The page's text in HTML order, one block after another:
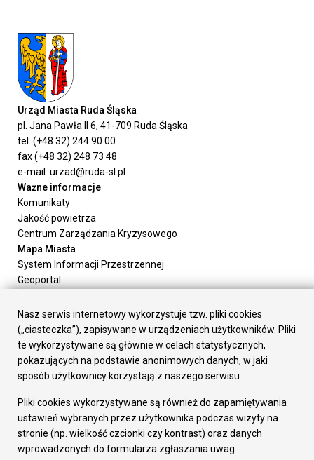
Urząd Miasta Ruda Śląska
pl. Jana Pawła II 6, 41-709 Ruda Śląska
tel. (+48 32) 244 90 00
fax (+48 32) 248 73 48
e-mail: urzad@ruda-sl.pl
Ważne informacje
Komunikaty
Jakość powietrza
Centrum Zarządzania Kryzysowego
Mapa Miasta
System Informacji Przestrzennej
Geoportal
Załatw sprawę
Prezydent Miasta
Rada Miasta
Wydziały
Elektroniczna Skrzynka Podawcza
Gospodarka
Fundusze europejskie
Środki krajowe
Oferty inwestycyjne
Nasz serwis internetowy wykorzystuje tzw. pliki cookies
(„ciasteczka”), zapisywane w urządzeniach użytkowników. Pliki
te wykorzystywane są głównie w celach statystycznych,
pokazujących na podstawie anonimowych danych, w jaki
sposób użytkownicy korzystają z naszego serwisu.
Pliki cookies wykorzystywane są również do zapamiętywania
ustawień wybranych przez użytkownika podczas wizyty na
stronie (np. wielkość czcionki czy kontrast) oraz danych
wprowadzonych do formularza zgłaszania uwag.